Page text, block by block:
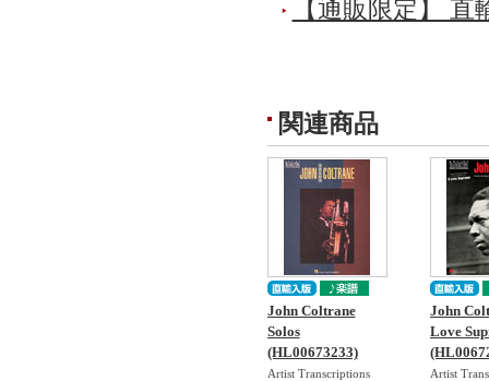
【通販限定】 直
関連商品
John Coltrane
Solos
(HL00673233)
Artist Transcriptions
John
Love
Artist